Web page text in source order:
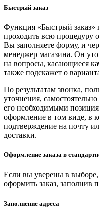
Быстрый заказ
Функция «Быстрый заказ»
проходить всю процедуру
Вы заполняете форму, и
менеджер магазина. Он
на вопросы, касающиеся
также подскажет о
По результатам звонка,
уточнения,
его необходимыми
оформление в том виде, в
подтверждение на почту
доставки.
Оформление заказа в
Если вы уверены в выборе,
оформить заказ, заполнив
Заполнение адреса